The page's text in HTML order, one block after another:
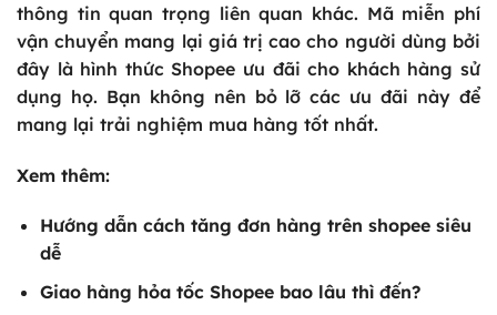
thông tin quan trọng liên quan khác. Mã miễn phí
vận chuyển mang lại giá trị cao cho người dùng bởi
đây là hình thức Shopee ưu đãi cho khách hàng sử
dụng họ. Bạn không nên bỏ lỡ các ưu đãi này để
mang lại trải nghiệm mua hàng tốt nhất.
Xem thêm:
Hướng dẫn cách tăng đơn hàng trên shopeesiêu
dễ
Giao hàng hỏa tốc Shopee bao lâu thì đến?